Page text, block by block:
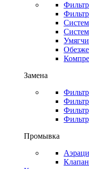
Замена
Промывка